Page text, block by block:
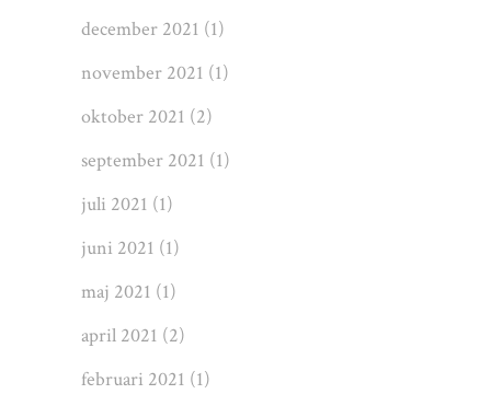
december 2021 (1)
november 2021 (1)
oktober 2021 (2)
september 2021 (1)
juli 2021 (1)
juni 2021 (1)
maj 2021 (1)
april 2021 (2)
februari 2021 (1)